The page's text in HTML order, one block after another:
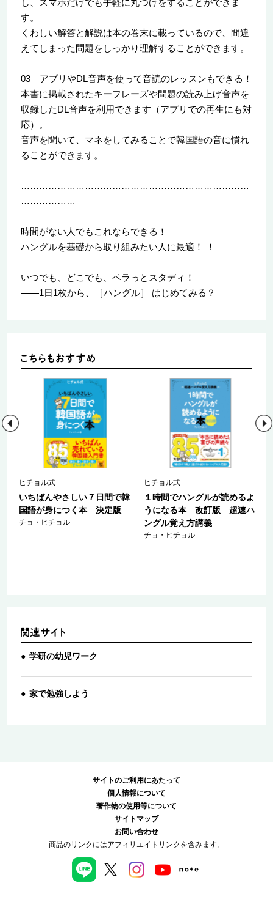
す。
くわしい解答と解説は本の巻末に載っているので、間違
えてしまった問題をしっかり理解することができます。
03 アプリやDL音声を使って音読のレッスンもできる！
本書に掲載されたキーフレーズや問題の読み上げ音声を
収録したDL音声を利用できます（アプリでの再生にも対
応）。
音声を聞いて、マネをしてみることで韓国語の音に慣れ
ることができます。
…………………………………………………………………
………………
時間がない人でもこれならできる！
ハングルを基礎から取り組みたい人に最適！ ！
いつでも、どこでも、ペラっとスタディ！
――1日1枚から、［ハングル］ はじめてみる？
ヒチョル式
いちばんやさしい７日間で韓
国語が身につく本 決定版
チョ・ヒチョル
ヒチョル式
１時間でハングルが読めるよ
うになる本 改訂版 超速ハ
ングル覚え方講義
チョ・ヒチョル
学研の幼児ワーク
家で勉強しよう
サイトのご利用にあたって
個人情報について
著作物の使用等について
サイトマップ
お問い合わせ
商品のリンクにはアフィリエイトリンクを含みます。